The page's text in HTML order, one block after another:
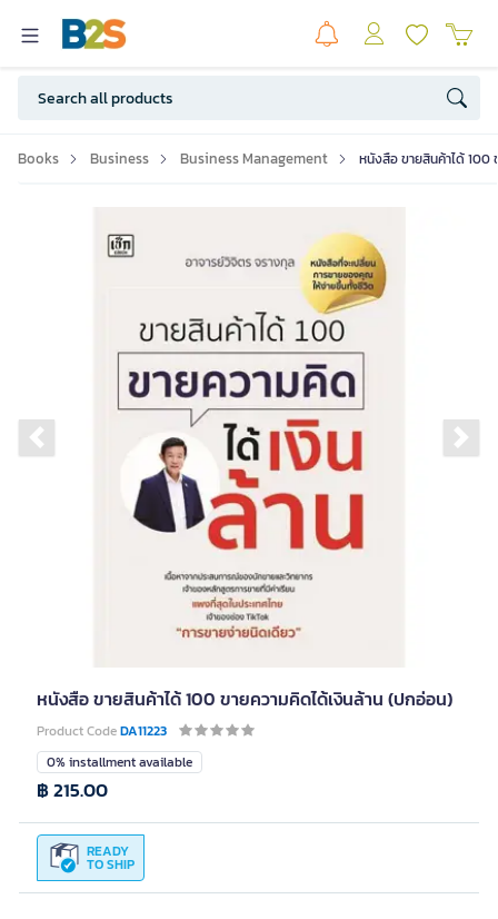
Books Business Business Management หนังสือ ขายสินค้าได้ 100
Previous slide
หนังสือ ขายสินค้าได้ 100 ขายความคิดได้เงินล้าน (ปกอ่อน)
Product CodeDA11223
0% installment available
READY
TO SHIP
฿ 215.00